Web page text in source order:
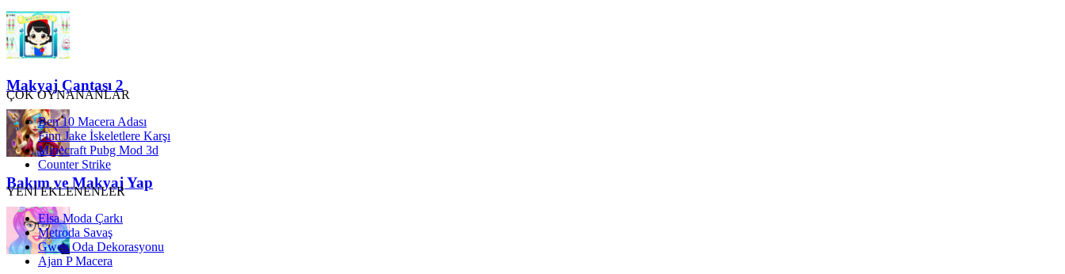
Makyaj Çantası 2
Bakım ve Makyaj Yap
ÇOK OYNANANLAR
Ben 10 Macera Adası
Finn Jake İskeletlere Karşı
Minecraft Pubg Mod 3d
Counter Strike
YENİ EKLENENLER
Elsa Moda Çarkı
Metroda Savaş
Gwen Oda Dekorasyonu
Ajan P Macera